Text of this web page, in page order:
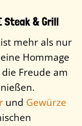
Steak & Grill
ist mehr als nur
Hommage
Freude am
und Gewürze